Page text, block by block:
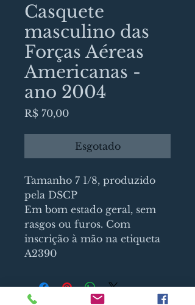
Casquete
masculino das
Forças Aéreas
Americanas -
ano 2004
R$ 70,00Preço
Esgotado
Tamanho 7 1/8, produzido
pela DSCP
Em bom estado geral, sem
rasgos ou furos. Com
inscrição à mão na etiqueta
A2390